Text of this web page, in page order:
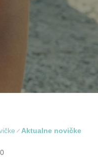
Aktualne novičke